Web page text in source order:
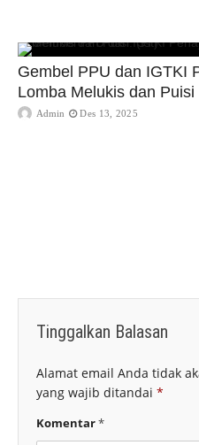
Gembel PPU dan IGTKI
Lomba Melukis dan Puisi
Admin Des 13, 2025
Tinggalkan Balasan
Alamat email Anda tidak
yang wajib ditandai *
Komentar*